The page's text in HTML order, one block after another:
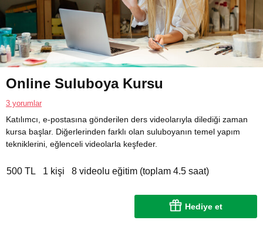
Online Suluboya Kursu
3 yorumlar
Katılımcı, e-postasına gönderilen ders videolarıyla dilediği zaman
kursa başlar. Diğerlerinden farklı olan suluboyanın temel yapım
tekniklerini, eğlenceli videolarla keşfeder.
500 TL 1 kişi 8 videolu eğitim (toplam 4.5 saat)
Hediye et